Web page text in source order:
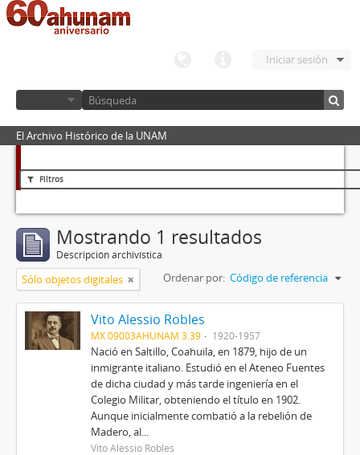
Iniciar sesión
El Archivo Histórico de la UNAM
Filtros
Mostrando 1 resultados
Descripción archivística
Sólo objetos digitales Ordenar por: Código de referencia
Vito Alessio Robles
MX 09003AHUNAM 3.39 1920-1957
Nació en Saltillo, Coahuila, en 1879, hijo de un
inmigrante italiano. Estudió en el Ateneo Fuentes
de dicha ciudad y más tarde ingeniería en el
Colegio Militar, obteniendo el título en 1902.
Aunque inicialmente combatió a la rebelión de
Madero, al...
Vito Alessio Robles